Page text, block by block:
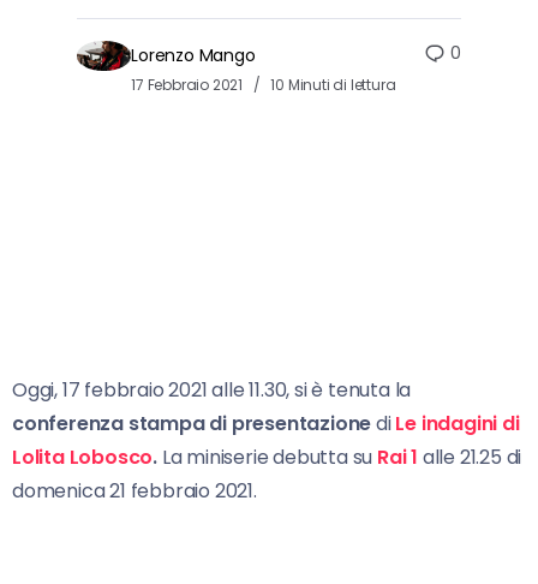
Lorenzo Mango
17 Febbraio 2021 10 Minuti di lettura
0
Oggi, 17 febbraio 2021 alle 11.30, si è tenuta la
conferenza stampa di presentazionediLe indagini di
Lolita Lobosco. La miniserie debutta su Rai 1 alle 21.25 di
domenica 21 febbraio 2021.